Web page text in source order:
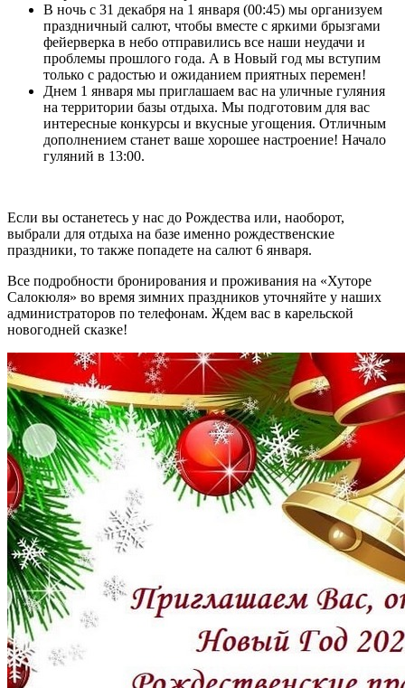
В ночь с 31 декабря на 1 января (00:45) мы организуем
праздничный салют, чтобы вместе с яркими брызгами
фейерверка в небо отправились все наши неудачи и
проблемы прошлого года. А в Новый год мы вступим
только с радостью и ожиданием приятных перемен!
Днем 1 января мы приглашаем вас на уличные гуляния
на территории базы отдыха. Мы подготовим для вас
интересные конкурсы и вкусные угощения. Отличным
дополнением станет ваше хорошее настроение! Начало
гуляний в 13:00.
Если вы останетесь у нас до Рождества или, наоборот,
выбрали для отдыха на базе именно рождественские
праздники, то также попадете на салют 6 января.
Все подробности бронирования и проживания на «Хуторе
Салокюля» во время зимних праздников уточняйте у наших
администраторов по телефонам. Ждем вас в карельской
новогодней сказке!